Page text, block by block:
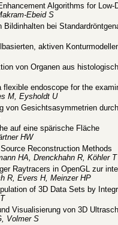
Algorithms for
Ebeid S
bei
aktiven
von Organen aus
flexible endoscope for the
M, Eysholdt U
von Gesichtsasymmetrien
auf eine spärische Fläche
HW
Reconstruction Methods
HA, Drenckhahn R, Köhler T
Raytracers in OpenGL zur
R, Evers H, Meinzer HP
of 3D Data Sets by
Visualisierung von 3D
Volmer S